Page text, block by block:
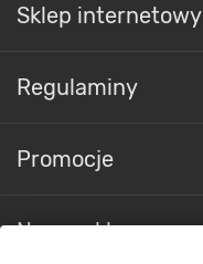
Sklep internetowy
Regulaminy
Promocje
Nasze sklepy